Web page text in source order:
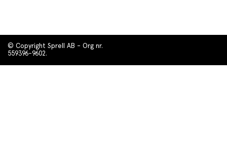
© Copyright Sprell AB - Org nr.
559396-9602.